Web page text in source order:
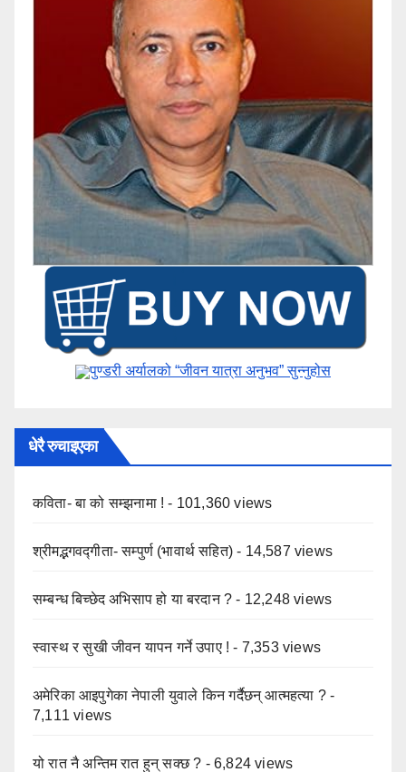
पुण्डरी अर्यालको “जीवन यात्रा अनुभव” ​सुन्नुहोस
धेरै रुचाइएका
कविता- बा को सम्झनामा ! - 101,360 views
श्रीमद्भगवद्गीता- सम्पुर्ण (भावार्थ सहित) - 14,587 views
सम्बन्ध बिच्छेद अभिसाप हो या बरदान ? - 12,248 views
स्वास्थ र सुखी जीवन यापन गर्ने उपाए ! - 7,353 views
अमेरिका आइपुगेका नेपाली युवाले किन गर्दैछन् आत्महत्या ? -
7,111 views
यो रात नै अन्तिम रात हुन् सक्छ ? - 6,824 views